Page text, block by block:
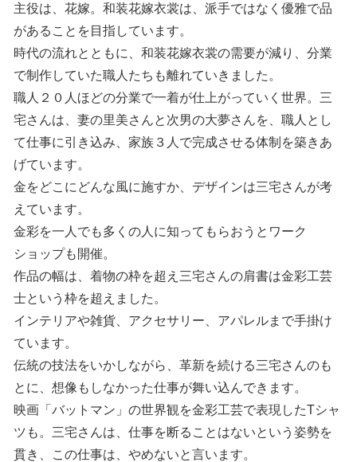
主役は、花嫁。和装花嫁衣裳は、派手ではなく優雅で品
があることを目指しています。
時代の流れとともに、和装花嫁衣裳の需要が減り、分業
で制作していた職人たちも離れていきました。
職人２０人ほどの分業で一着が仕上がっていく世界。三
宅さんは、妻の里美さんと次男の大夢さんを、職人とし
て仕事に引き込み、家族３人で完成させる体制を築きあ
げています。
金をどこにどんな風に施すか、デザインは三宅さんが考
えています。
金彩を一人でも多くの人に知ってもらおうとワーク
ショップも開催。
作品の幅は、着物の枠を超え三宅さんの肩書は金彩工芸
士という枠を超えました。
インテリアや雑貨、アクセサリー、アパレルまで手掛け
ています。
伝統の技法をいかしながら、革新を続ける三宅さんのも
とに、想像もしなかった仕事が舞い込んできます。
映画「バットマン」の世界観を金彩工芸で表現したTシャ
ツも。三宅さんは、仕事を断ることはないという姿勢を
貫き、この仕事は、やめないと言います。